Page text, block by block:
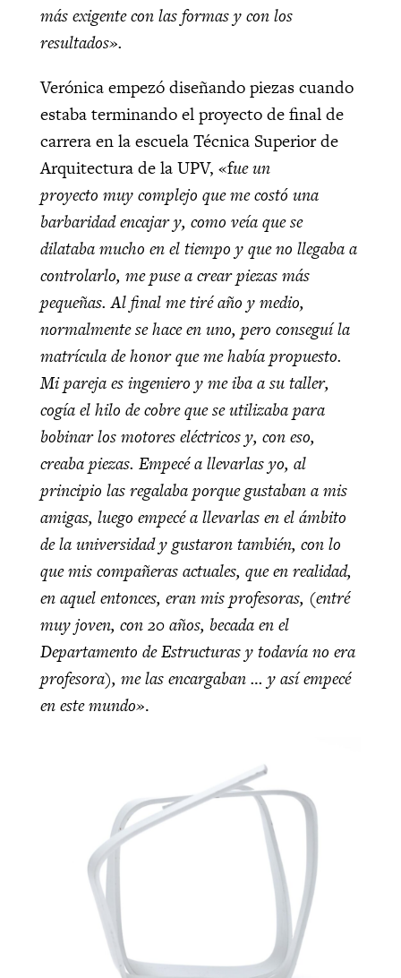
más exigente con las formas y con los
resultados».
Verónica empezó diseñando piezas cuando
estaba terminando el proyecto de final de
carrera en la escuela Técnica Superior de
Arquitectura de la UPV, «fue un
proyecto muy complejo que me costó una
barbaridad encajar y, como veía que se
dilataba mucho en el tiempo y que no llegaba a
controlarlo, me puse a crear piezas más
pequeñas. Al final me tiré año y medio,
normalmente se hace en uno, pero conseguí la
matrícula de honor que me había propuesto.
Mi pareja es ingeniero y me iba a su taller,
cogía el hilo de cobre que se utilizaba para
bobinar los motores eléctricos y, con eso,
creaba piezas. Empecé a llevarlas yo, al
principio las regalaba porque gustaban a mis
amigas, luego empecé a llevarlas en el ámbito
de la universidad y gustaron también, con lo
que mis compañeras actuales, que en realidad,
en aquel entonces, eran mis profesoras, (entré
muy joven, con 20 años, becada en el
Departamento de Estructuras y todavía no era
profesora), me las encargaban … y así empecé
en este mundo».